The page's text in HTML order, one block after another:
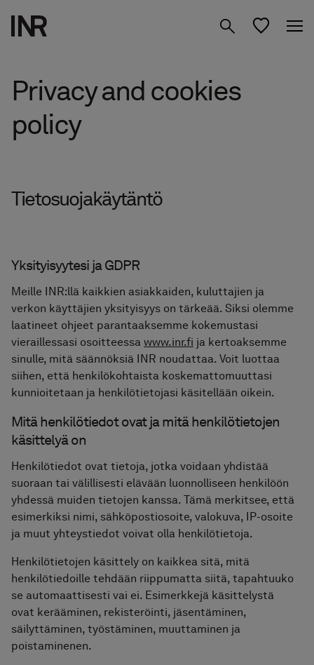
Tuotteet
Suihkuseinät
Säilytys
Peilit
Hanat & tarvikkeet
Pyyhekuivaimet
Graniittikeramiikka
Inspiraatio
Suunnittele
02 Suunnittele Studiossa
03 Siirry jälleenmyyjälle
Tietoa meistä
Privacy and cookies
policy
Tietosuojakäytäntö
Yksityisyytesi ja GDPR
Meille INR:llä kaikkien asiakkaiden, kuluttajien ja
verkon käyttäjien yksityisyys on tärkeää. Siksi olemme
laatineet ohjeet parantaaksemme kokemustasi
vieraillessasi osoitteessa www.inr.fi ja kertoaksemme
sinulle, mitä säännöksiä INR noudattaa. Voit luottaa
siihen, että henkilökohtaista koskemattomuuttasi
kunnioitetaan ja henkilötietojasi käsitellään oikein.
Mitä henkilötiedot ovat ja mitä henkilötietojen
käsittelyä on
Henkilötiedot ovat tietoja, jotka voidaan yhdistää
suoraan tai välillisesti elävään luonnolliseen henkilöön
yhdessä muiden tietojen kanssa. Tämä merkitsee, että
esimerkiksi nimi, sähköpostiosoite, valokuva, IP-osoite
ja muut yhteystiedot voivat olla henkilötietoja.
Henkilötietojen käsittely on kaikkea sitä, mitä
henkilötiedoille tehdään riippumatta siitä, tapahtuuko
se automaattisesti vai ei. Esimerkkejä käsittelystä
ovat kerääminen, rekisteröinti, jäsentäminen,
säilyttäminen, työstäminen, muuttaminen ja
poistaminenen.